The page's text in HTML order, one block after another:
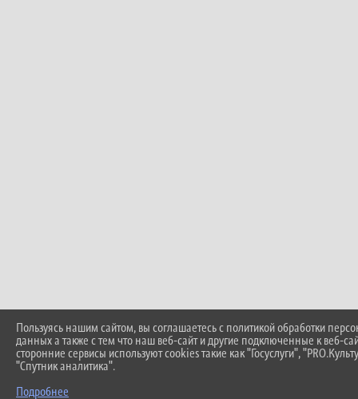
Пользуясь нашим сайтом, вы соглашаетесь с политикой обработки
данных а также с тем что наш веб-сайт и другие подключенные к веб-
сторонние сервисы используют cookies такие как "Госуслуги",
"Спутник аналитика".
Подробнее